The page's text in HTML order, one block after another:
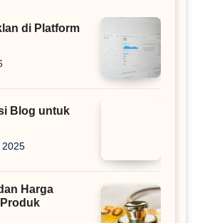
di Platform
Blog untuk
2025
Harga